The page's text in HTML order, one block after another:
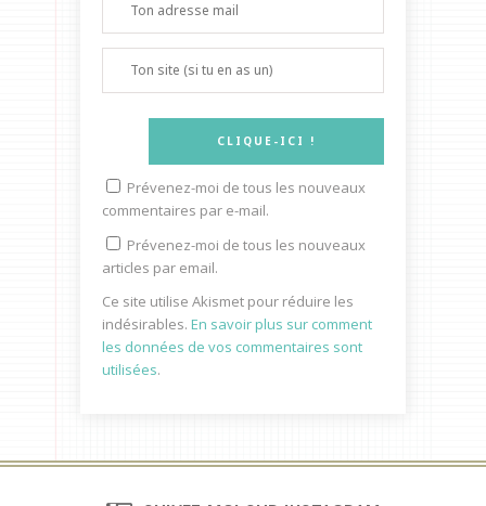
Prévenez-moi de tous les nouveaux
commentaires par e-mail.
Prévenez-moi de tous les nouveaux
articles par email.
Ce site utilise Akismet pour réduire les
indésirables. En savoir plus sur comment
les données de vos commentaires sont
utilisées.